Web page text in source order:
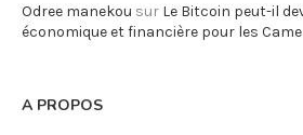
Odree manekou sur Le Bitcoin peut-il
économique et financière pour les
A PROPOS